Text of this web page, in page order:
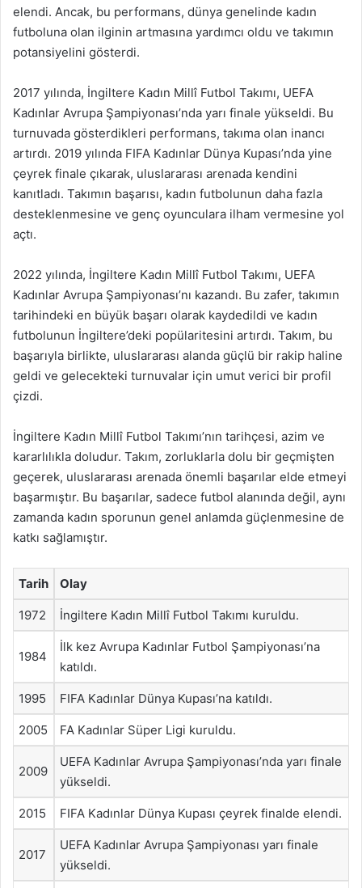
elendi. Ancak, bu performans, dünya genelinde kadın
futboluna olan ilginin artmasına yardımcı oldu ve takımın
potansiyelini gösterdi.
2017 yılında, İngiltere Kadın Millî Futbol Takımı, UEFA
Kadınlar Avrupa Şampiyonası’nda yarı finale yükseldi. Bu
turnuvada gösterdikleri performans, takıma olan inancı
artırdı. 2019 yılında FIFA Kadınlar Dünya Kupası’nda yine
çeyrek finale çıkarak, uluslararası arenada kendini
kanıtladı. Takımın başarısı, kadın futbolunun daha fazla
desteklenmesine ve genç oyunculara ilham vermesine yol
açtı.
2022 yılında, İngiltere Kadın Millî Futbol Takımı, UEFA
Kadınlar Avrupa Şampiyonası’nı kazandı. Bu zafer, takımın
tarihindeki en büyük başarı olarak kaydedildi ve kadın
futbolunun İngiltere’deki popülaritesini artırdı. Takım, bu
başarıyla birlikte, uluslararası alanda güçlü bir rakip haline
geldi ve gelecekteki turnuvalar için umut verici bir profil
çizdi.
İngiltere Kadın Millî Futbol Takımı’nın tarihçesi, azim ve
kararlılıkla doludur. Takım, zorluklarla dolu bir geçmişten
geçerek, uluslararası arenada önemli başarılar elde etmeyi
başarmıştır. Bu başarılar, sadece futbol alanında değil, aynı
zamanda kadın sporunun genel anlamda güçlenmesine de
katkı sağlamıştır.
Tarih Olay
1972 İngiltere Kadın Millî Futbol Takımı kuruldu.
1984
İlk kez Avrupa Kadınlar Futbol Şampiyonası’na
katıldı.
1995 FIFA Kadınlar Dünya Kupası’na katıldı.
2005 FA Kadınlar Süper Ligi kuruldu.
2009
UEFA Kadınlar Avrupa Şampiyonası’nda yarı finale
yükseldi.
2015 FIFA Kadınlar Dünya Kupası çeyrek finalde elendi.
2017
UEFA Kadınlar Avrupa Şampiyonası yarı finale
yükseldi.